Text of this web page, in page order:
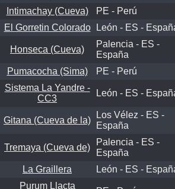
Intimachay (Cueva) PE - Perú
El Gorretin Colorado
León - ES -
Honseca (Cueva)
Palencia - ES -
España
Pumacocha (Sima) PE - Perú
Sistema La Yandre -
CC3
León - ES -
Gitana (Cueva de la)
Los Vélez - ES -
España
Tremaya (Cueva de)
Palencia - ES -
España
La Graillera León - ES -
Purum Llacta